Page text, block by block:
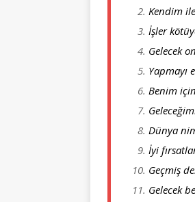
Kendim
İşler
Gelecek
Yapmayı
Benim
Dünya
İyi
Geçmiş
Gelecek